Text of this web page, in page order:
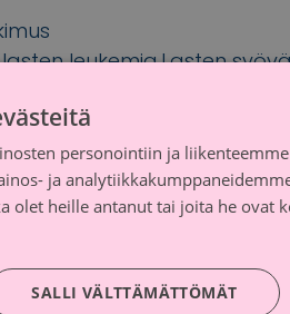
lasten leukemia,Lasten
personointiin ja
ja
olet heille antanut tai joita he ovat
SALLI VÄLTTÄMÄTTÖMÄT